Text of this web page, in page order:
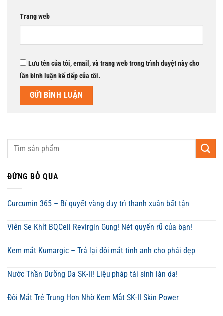
Trang web
Lưu tên của tôi, email, và trang web trong trình duyệt này cho
lần bình luận kế tiếp của tôi.
ĐỪNG BỎ QUA
Curcumin 365 – Bí quyết vàng duy trì thanh xuân bất tận
Viên Se Khít BQCell Revirgin Gung! Nét quyến rũ của bạn!
Kem mắt Kumargic – Trả lại đôi mắt tinh anh cho phái đẹp
Nước Thần Dưỡng Da SK-II! Liệu pháp tái sinh làn da!
Đôi Mắt Trẻ Trung Hơn Nhờ Kem Mắt SK-II Skin Power